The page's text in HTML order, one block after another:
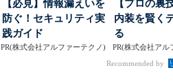
【必見】情報漏えいを
防ぐ！セキュリティ実
践ガイド
PR(株式会社アルファーテクノ)
【プロの裏
内装を賢く
る
PR(株式会社アル
Recommended by